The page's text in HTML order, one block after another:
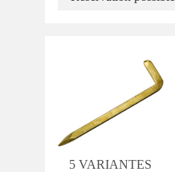
5 VARIANTES